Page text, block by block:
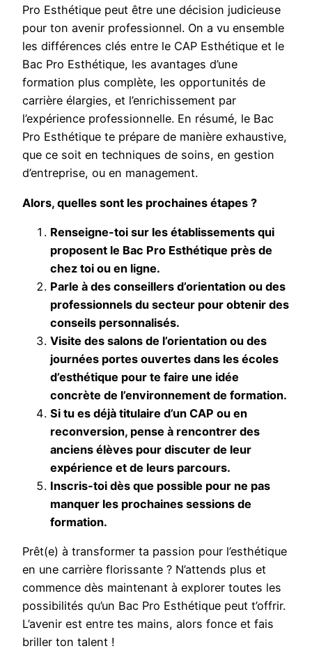
Pro Esthétique peut être une décision judicieuse
pour ton avenir professionnel. On a vu ensemble
les différences clés entre le CAP Esthétique et le
Bac Pro Esthétique, les avantages d’une
formation plus complète, les opportunités de
carrière élargies, et l’enrichissement par
l’expérience professionnelle. En résumé, le Bac
Pro Esthétique te prépare de manière exhaustive,
que ce soit en techniques de soins, en gestion
d’entreprise, ou en management.
Alors, quelles sont les prochaines étapes ?
Renseigne-toi sur les établissements qui
proposent le Bac Pro Esthétique près de
chez toi ou en ligne.
Parle à des conseillers d’orientation ou des
professionnels du secteur pour obtenir des
conseils personnalisés.
Visite des salons de l’orientation ou des
journées portes ouvertes dans les écoles
d’esthétique pour te faire une idée
concrète de l’environnement de formation.
Si tu es déjà titulaire d’un CAP ou en
reconversion, pense à rencontrer des
anciens élèves pour discuter de leur
expérience et de leurs parcours.
Inscris-toi dès que possible pour ne pas
manquer les prochaines sessions de
formation.
Prêt(e) à transformer ta passion pour l’esthétique
en une carrière florissante ? N’attends plus et
commence dès maintenant à explorer toutes les
possibilités qu’un Bac Pro Esthétique peut t’offrir.
L’avenir est entre tes mains, alors fonce et fais
briller ton talent !